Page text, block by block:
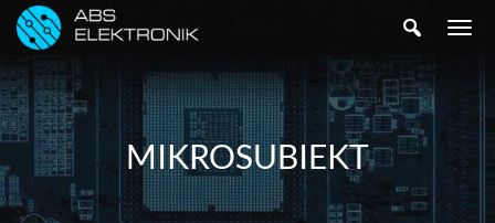
SZUKAJTOGGLE
MIKROSUBIEKT